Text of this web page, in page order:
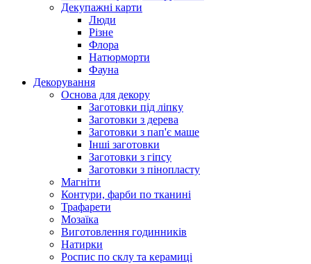
Декупажні карти
Люди
Різне
Флора
Натюрморти
Фауна
Декорування
Основа для декору
Заготовки під ліпку
Заготовки з дерева
Заготовки з пап'є маше
Інші заготовки
Заготовки з гіпсу
Заготовки з пінопласту
Магніти
Контури, фарби по тканині
Трафарети
Мозаїка
Виготовлення годинників
Натирки
Роспис по склу та керамиці